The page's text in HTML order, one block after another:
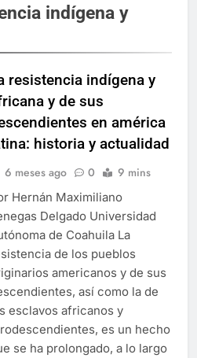
indígena y
resistencia indígena y
y de sus
en américa
historia y actualidad
6 meses ago 0 9 mins
Hernán Maximiliano
Delgado Universidad
de Coahuila La
de los pueblos
americanos y de sus
así como la de
esclavos africanos y
es un hecho
se ha prolongado, a lo largo